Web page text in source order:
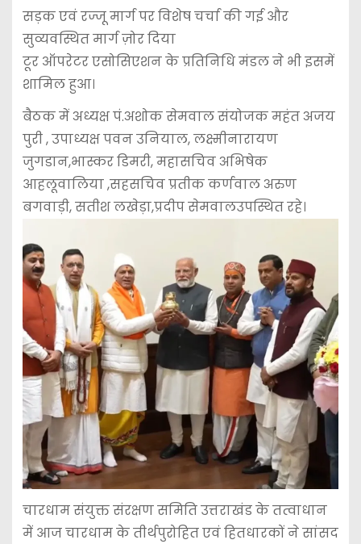
सड़क एवं रज्जू मार्ग पर विशेष चर्चा की गई और
सुव्यवस्थित मार्ग ज़ोर दिया
टूर ऑपरेटर एसोसिएशन के प्रतिनिधि मंडल ने भी इसमें
शामिल हुआ।
बैठक में अध्यक्ष पं.अशोक सेमवाल संयोजक महंत अजय
पुरी , उपाध्यक्ष पवन उनियाल, लक्ष्मीनारायण
जुगडान,भास्कर डिमरी, महासचिव अभिषेक
आहलूवालिया ,सहसचिव प्रतीक कर्णवाल अरुण
बगवाड़ी, सतीश लखेड़ा,प्रदीप सेमवालउपस्थित रहे।
चारधाम संयुक्त संरक्षण समिति उत्तराखंड के तत्वाधान
में आज चारधाम के तीर्थपुरोहित एवं हितधारकों ने सांसद